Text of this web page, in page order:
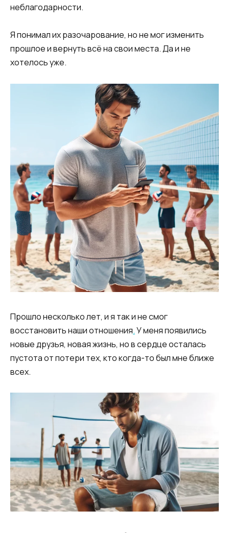
неблагодарности.
Я понимал их разочарование, но не мог изменить
прошлое и вернуть всё на свои места. Да и не
хотелось уже.
Прошло несколько лет, и я так и не смог
восстановить наши отношения.У меня появились
новые друзья, новая жизнь, но в сердце осталась
пустота от потери тех, кто когда-то был мне ближе
всех.